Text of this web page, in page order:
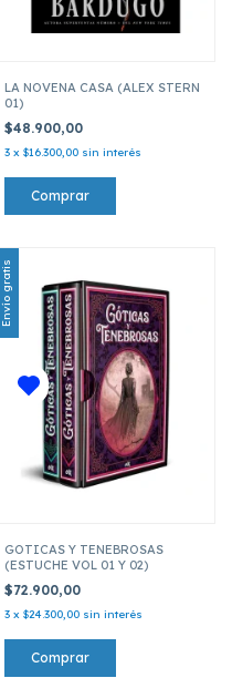
LA NOVENA CASA (ALEX STERN
01)
$48.900,00
3 x $16.300,00 sin interés
Envío gratis
GOTICAS Y TENEBROSAS
(ESTUCHE VOL 01 Y 02)
$72.900,00
3 x $24.300,00 sin interés